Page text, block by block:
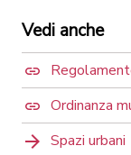
Vedi anche
Ordinanza
Spazi urbani